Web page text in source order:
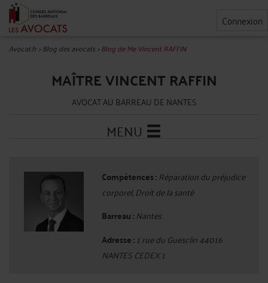
Connexion
Avocat.fr>Blog des avocats>Blog de Me Vincent RAFFIN
MAÎTRE VINCENT RAFFIN
AVOCAT AU BARREAU DE NANTES
MENU
Compétences : Réparation du préjudice
corporel, Droit de la santé
Barreau : Nantes
Adresse :1 rue du Guesclin 44016
NANTES CEDEX 1